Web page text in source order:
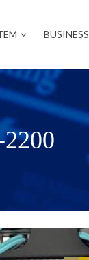
BUSINESS